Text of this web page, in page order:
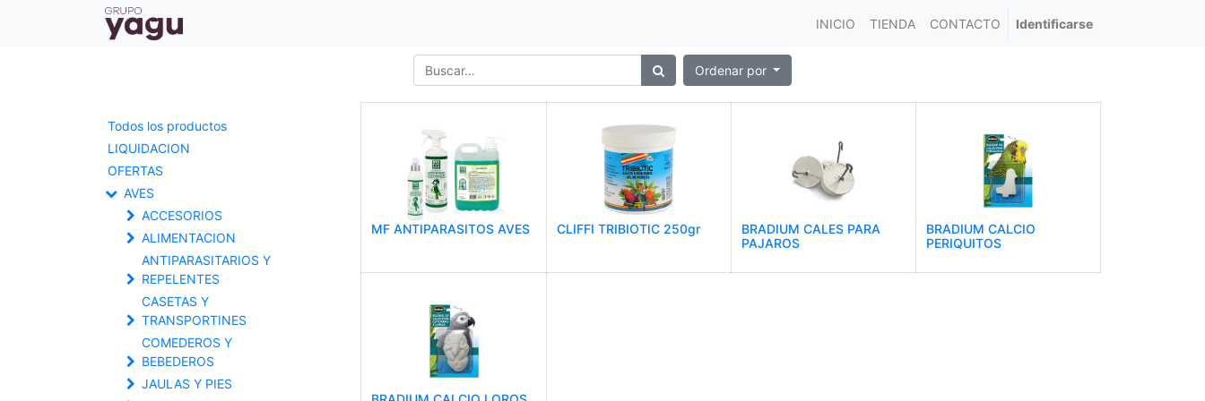
INICIO TIENDA CONTACTO Identificarse
Ordenar por
Todos los productos
LIQUIDACION
OFERTAS
AVES
ACCESORIOS
ALIMENTACION
ANTIPARASITARIOS Y
REPELENTES
CASETAS Y
TRANSPORTINES
COMEDEROS Y
BEBEDEROS
JAULAS Y PIES
MF ANTIPARASITOS AVES CLIFFI TRIBIOTIC 250gr
BRADIUM CALES PARA
PAJAROS
BRADIUM CALCIO
PERIQUITOS